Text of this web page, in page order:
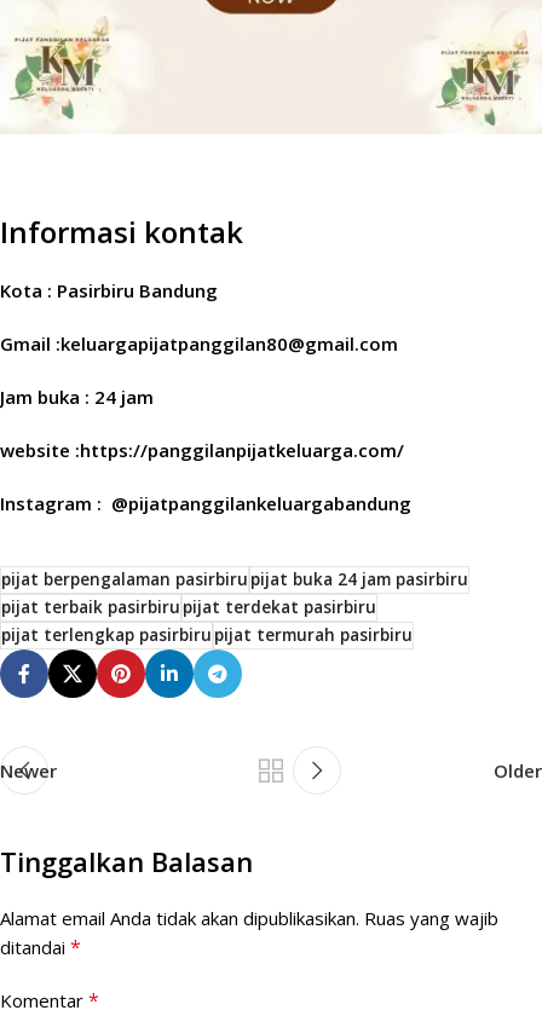
Informasi kontak
Kota : Pasirbiru Bandung
Gmail :keluargapijatpanggilan80@gmail.com
Jam buka : 24 jam
website :https://panggilanpijatkeluarga.com/
Instagram : @pijatpanggilankeluargabandung
pijat berpengalaman pasirbirupijat buka 24 jam pasirbiru
pijat terbaik pasirbirupijat terdekat pasirbiru
pijat terlengkap pasirbirupijat termurah pasirbiru
Newer Older
Tinggalkan Balasan
Alamat email Anda tidak akan dipublikasikan. Ruas yang wajib
ditandai *
Komentar *